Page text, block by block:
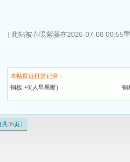
[ 此帖被春暖紫藤在2026-07-08 00:55
本帖最近打赏记录：
铜板:+6(人早果断)
铜
[共35页]